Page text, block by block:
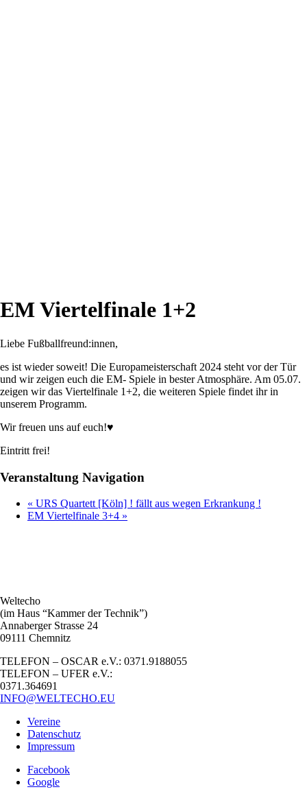
EM Viertelfinale 1+2
Liebe Fußballfreund:innen,
es ist wieder soweit! Die Europameisterschaft 2024 steht vor der Tür
und wir zeigen euch die EM- Spiele in bester Atmosphäre. Am 05.07.
zeigen wir das Viertelfinale 1+2, die weiteren Spiele findet ihr in
unserem Programm.
Wir freuen uns auf euch!♥
Eintritt frei!
Veranstaltung Navigation
« URS Quartett [Köln] ! fällt aus wegen Erkrankung !
EM Viertelfinale 3+4 »
Weltecho
(im Haus “Kammer der Technik”)
Annaberger Strasse 24
09111 Chemnitz
TELEFON – OSCAR e.V.: 0371.9188055
TELEFON – UFER e.V.:
0371.364691
INFO@WELTECHO.EU
Vereine
Datenschutz
Impressum
Facebook
Google